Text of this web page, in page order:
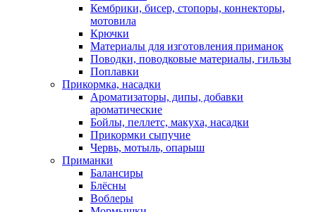
Кембрики, бисер, стопоры, коннекторы,
мотовила
Крючки
Материалы для изготовления приманок
Поводки, поводковые материалы, гильзы
Поплавки
Прикормка, насадки
Ароматизаторы, дипы, добавки
ароматические
Бойлы, пеллетс, макуха, насадки
Прикормки сыпучие
Червь, мотыль, опарыш
Приманки
Балансиры
Блёсны
Воблеры